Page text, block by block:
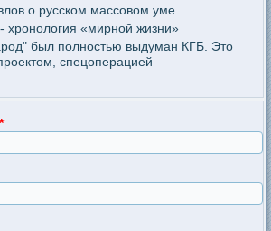
о русском массовом уме
«мирной жизни»
был полностью выдуман КГБ. Это
спецоперацией
*